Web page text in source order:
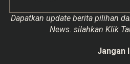
Dapatkan update berita pilihan
News. silahkan Klik
Jangan